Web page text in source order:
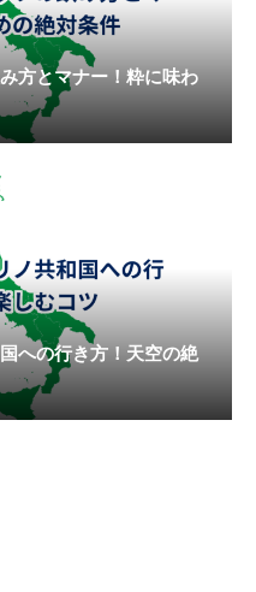
方とマナー！粋に味わ
への行き方！天空の絶